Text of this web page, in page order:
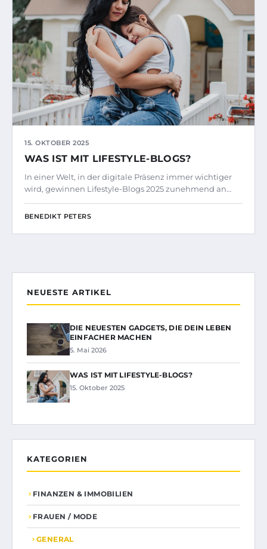
15. OKTOBER 2025
WAS IST MIT LIFESTYLE-BLOGS?
In einer Welt, in der digitale Präsenz immer wichtiger
wird, gewinnen Lifestyle-Blogs 2025 zunehmend an…
BENEDIKT PETERS
NEUESTE ARTIKEL
DIE NEUESTEN GADGETS, DIE DEIN LEBEN
EINFACHER MACHEN
5. Mai 2026
WAS IST MIT LIFESTYLE-BLOGS?
15. Oktober 2025
KATEGORIEN
FINANZEN & IMMOBILIEN
FRAUEN / MODE
GENERAL